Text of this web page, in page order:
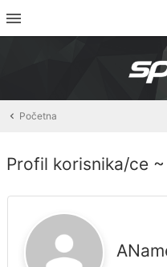
Početna
Profil korisnika/ce